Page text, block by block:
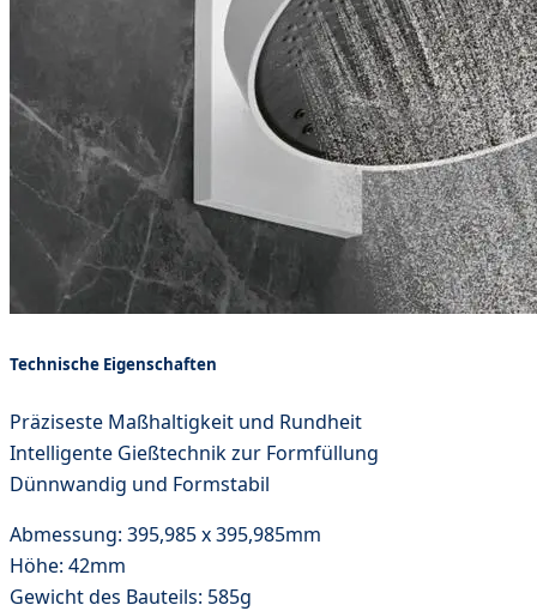
Technische Eigenschaften
Präziseste Maßhaltigkeit und Rundheit
Intelligente Gießtechnik zur Formfüllung
Dünnwandig und Formstabil
Abmessung: 395,985 x 395,985mm
Höhe: 42mm
Gewicht des Bauteils: 585g